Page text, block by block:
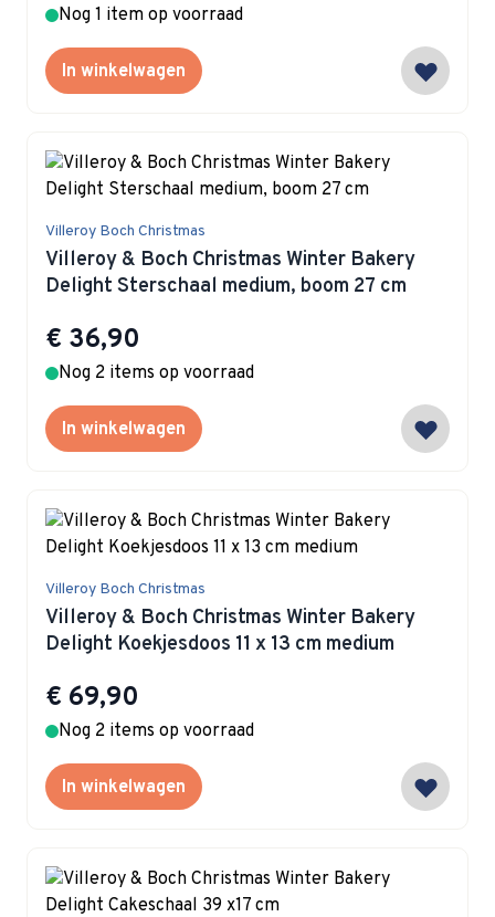
Nog 1 item op voorraad
In winkelwagen
Villeroy Boch Christmas
Villeroy & Boch Christmas Winter Bakery
Delight Sterschaal medium, boom 27 cm
€ 36,90
Nog 2 items op voorraad
In winkelwagen
Villeroy Boch Christmas
Villeroy & Boch Christmas Winter Bakery
Delight Koekjesdoos 11 x 13 cm medium
€ 69,90
Nog 2 items op voorraad
In winkelwagen